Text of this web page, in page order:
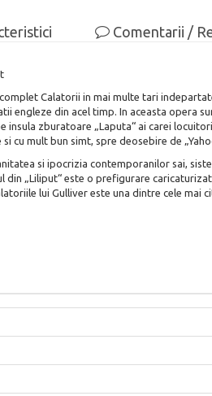
Comentarii /
Calatorii in mai multe tari
engleze din acel timp. In aceasta opera
insula zburatoare „Laputa“ ai carei
cu mult bun simt, spre deosebire de
si ipocrizia contemporanilor sai,
din „Liliput“ este o prefigurare
lui Gulliver este una dintre cele mai